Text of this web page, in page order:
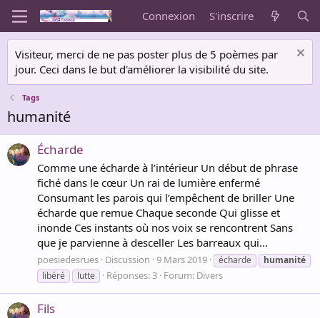
Connexion S'inscrire
Visiteur, merci de ne pas poster plus de 5 poèmes par
jour. Ceci dans le but d'améliorer la visibilité du site.
Tags
humanité
Écharde
Comme une écharde à l’intérieur Un début de phrase
fiché dans le cœur Un rai de lumière enfermé
Consumant les parois qui l’empêchent de briller Une
écharde que remue Chaque seconde Qui glisse et
inonde Ces instants où nos voix se rencontrent Sans
que je parvienne à desceller Les barreaux qui...
poesiedesrues Discussion 9 Mars 2019 écharde
humanité
libéré
lutte Réponses: 3 Forum: Divers
Fils